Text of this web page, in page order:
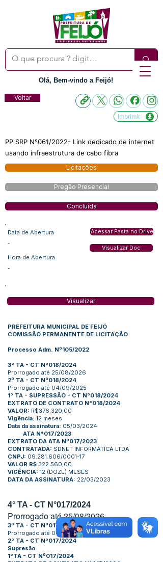
Olá, Bem-vindo a Feijó!
Voltar
Imprimir
PP SRP N°061/2022- Link dedicado de internet
usando infraestrutura de cabo fibra
Licitações
Pregão Presencial
Concluída
Data de Abertura
-
Hora de Abertura
-
Acessar Pasta no Drive
Visualizar Doc
Visualizar
PREFEITURA MUNICIPAL DE FEIJÓ
COMISSÃO PERMANENTE DE LICITAÇÃO
Processo Adm. Nº105/2022
3° TA - CT N°018/2024
Prorrogado até 25/08/2026
2º TA - CT Nº018/2024
Prorrogado até 04/09/2025
1° TA - SUPRESSÃO - CT N°018/2024
EXTRATO DE CONTRATO N°018/2024
VALOR: R$376.320,00
Vigência: 12 meses
Data da assinatura: 05/03/2024
ATA N°017/2023
EXTRATO DA ATA Nº017/2023
CONTRATADA: SDNET INFORMÁTICA LTDA
CNPJ: 09.281.606/0001-17
VALOR R$ 322.560,00
VIGÊNCIA: 12 (DOZE) MESES
DATA DA ASSINATURA: 22/03/2023
4° TA - CT N°017/2024
Prorrogado até 25/08/2026
3º TA - CT Nº017/2024
Prorrogado até 04/09/2025
2° TA - CT N°017/2024
Supresão
1°TA - CT Nº017/2024